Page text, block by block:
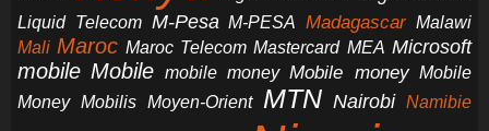
Liquid Telecom M-Pesa M-PESA Madagascar Malawi
Mali Maroc Maroc Telecom Mastercard MEA Microsoft
mobile Mobile mobile money Mobile money Mobile
Money Mobilis Moyen-Orient MTN Nairobi Namibie